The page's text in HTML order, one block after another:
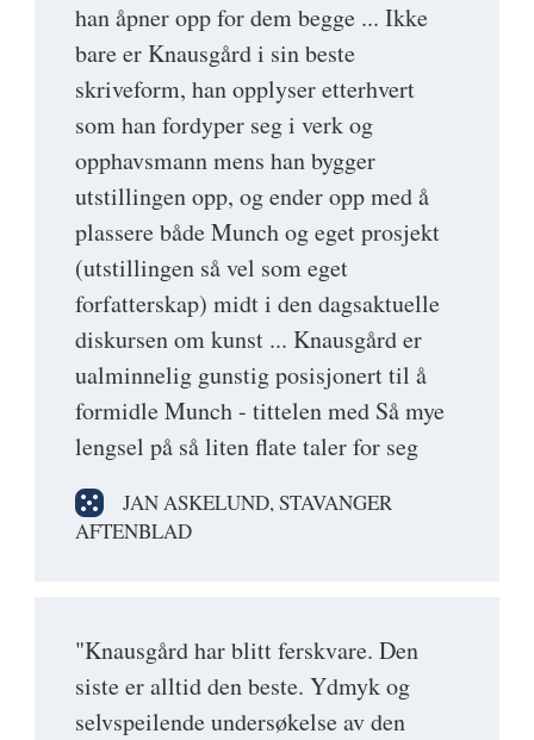
han åpner opp for dem begge ... Ikke
bare er Knausgård i sin beste
skriveform, han opplyser etterhvert
som han fordyper seg i verk og
opphavsmann mens han bygger
utstillingen opp, og ender opp med å
plassere både Munch og eget prosjekt
(utstillingen så vel som eget
forfatterskap) midt i den dagsaktuelle
diskursen om kunst ... Knausgård er
ualminnelig gunstig posisjonert til å
formidle Munch - tittelen med Så mye
lengsel på så liten flate taler for seg
JAN ASKELUND, STAVANGER
AFTENBLAD
"Knausgård har blitt ferskvare. Den
siste er alltid den beste. Ydmyk og
selvspeilende undersøkelse av den